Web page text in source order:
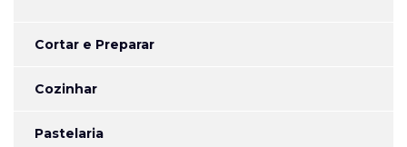
Cortar e Preparar
Cozinhar
Pastelaria